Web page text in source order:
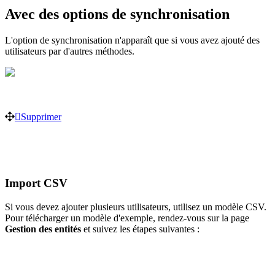
Avec des options de synchronisation
L'option de synchronisation n'apparaît que si vous avez ajouté des
utilisateurs par d'autres méthodes.
Supprimer
Import CSV
Si vous devez ajouter plusieurs utilisateurs, utilisez un modèle CSV.
Pour télécharger un modèle d'exemple, rendez-vous sur la page
Gestion des entités et suivez les étapes suivantes :